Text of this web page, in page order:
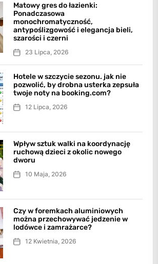
Matowy gres do łazienki:
Ponadczasowa
monochromatyczność,
antypoślizgowość i elegancja bieli,
szarości i czerni
23 Lipca, 2026
Hotele w szczycie sezonu. jak nie
pozwolić, by drobna usterka zepsuła
twoje noty na booking.com?
12 Lipca, 2026
Wpływ sztuk walki na koordynację
ruchową dzieci z okolic nowego
dworu
10 Maja, 2026
Czy w foremkach aluminiowych
można przechowywać jedzenie w
lodówce i zamrażarce?
12 Kwietnia, 2026